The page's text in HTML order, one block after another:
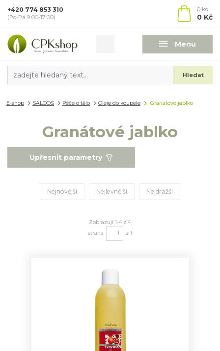
Menu
Hledat
+420 774 853 310
(Po-Pá 9:00-17:00)
0 ks
0 Kč
E-shop SALOOS Péče o tělo Oleje do koupele Granátové jablko
Granátové jablko
Upřesnit parametry
Nejnovější Nejlevnější Nejdražší
Zobrazuji 1-4 z 4
strana
z 1